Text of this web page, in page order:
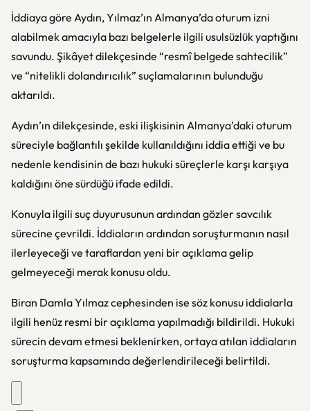
İddiaya göre Aydın, Yılmaz’ın Almanya’da oturum izni
alabilmek amacıyla bazı belgelerle ilgili usulsüzlük yaptığını
savundu. Şikâyet dilekçesinde “resmî belgede sahtecilik”
ve “nitelikli dolandırıcılık” suçlamalarının bulunduğu
aktarıldı.
Aydın’ın dilekçesinde, eski ilişkisinin Almanya’daki oturum
süreciyle bağlantılı şekilde kullanıldığını iddia ettiği ve bu
nedenle kendisinin de bazı hukuki süreçlerle karşı karşıya
kaldığını öne sürdüğü ifade edildi.
Konuyla ilgili suç duyurusunun ardından gözler savcılık
sürecine çevrildi. İddiaların ardından soruşturmanın nasıl
ilerleyeceği ve taraflardan yeni bir açıklama gelip
gelmeyeceği merak konusu oldu.
Biran Damla Yılmaz cephesinden ise söz konusu iddialarla
ilgili henüz resmi bir açıklama yapılmadığı bildirildi. Hukuki
sürecin devam etmesi beklenirken, ortaya atılan iddiaların
soruşturma kapsamında değerlendirileceği belirtildi.